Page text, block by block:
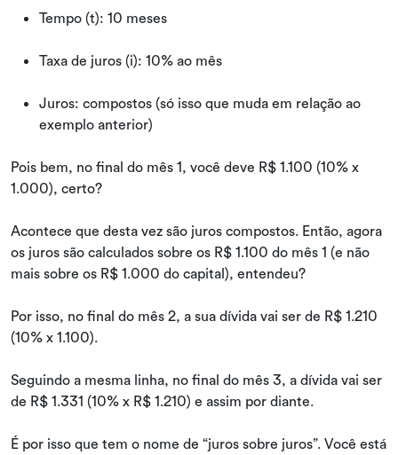
Tempo (t): 10 meses
Taxa de juros (i): 10% ao mês
Juros: compostos (só isso que muda em relação ao
exemplo anterior)
Pois bem, no final do mês 1, você deve R$ 1.100 (10% x
1.000), certo?
Acontece que desta vez são juros compostos. Então, agora
os juros são calculados sobre os R$ 1.100 do mês 1 (e não
mais sobre os R$ 1.000 do capital), entendeu?
Por isso, no final do mês 2, a sua dívida vai ser de R$ 1.210
(10% x 1.100).
Seguindo a mesma linha, no final do mês 3, a dívida vai ser
de R$ 1.331 (10% x R$ 1.210) e assim por diante.
É por isso que tem o nome de “juros sobre juros”. Você está